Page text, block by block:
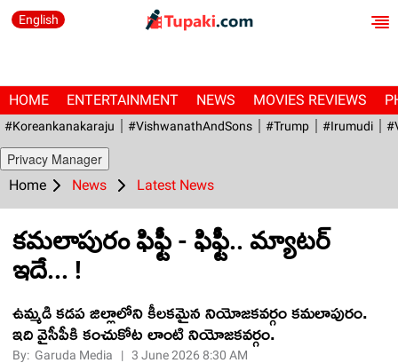
English
HOME ENTERTAINMENT NEWS MOVIES REVIEWS
#Koreankanakaraju #VishwanathAndSons #Trump #irumudi
Privacy Manager
Home News Latest News
క‌మ‌లాపురం ఫిఫ్టీ - ఫిఫ్టీ.. మ్యాట‌ర్
ఇదే... !
ఉమ్మ‌డి క‌డ‌ప జిల్లాలోని కీల‌క‌మైన నియోజ‌క‌వ‌ర్గం క‌మలాపురం.
ఇది వైసీపీకి కంచుకోట లాంటి నియోజక‌వ‌ర్గం.
By: Garuda Media |3 June 2026 8:30 AM